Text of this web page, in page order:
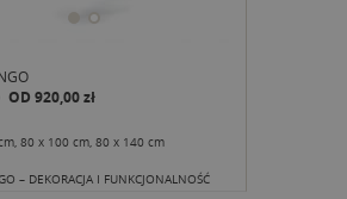
OD 920,00 zł
80 x 100 cm, 80 x 140 cm
– DEKORACJA I FUNKCJONALNOŚĆ